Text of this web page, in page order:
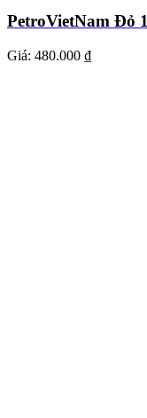
PetroVietNam Đỏ
Giá: 480.000 ₫